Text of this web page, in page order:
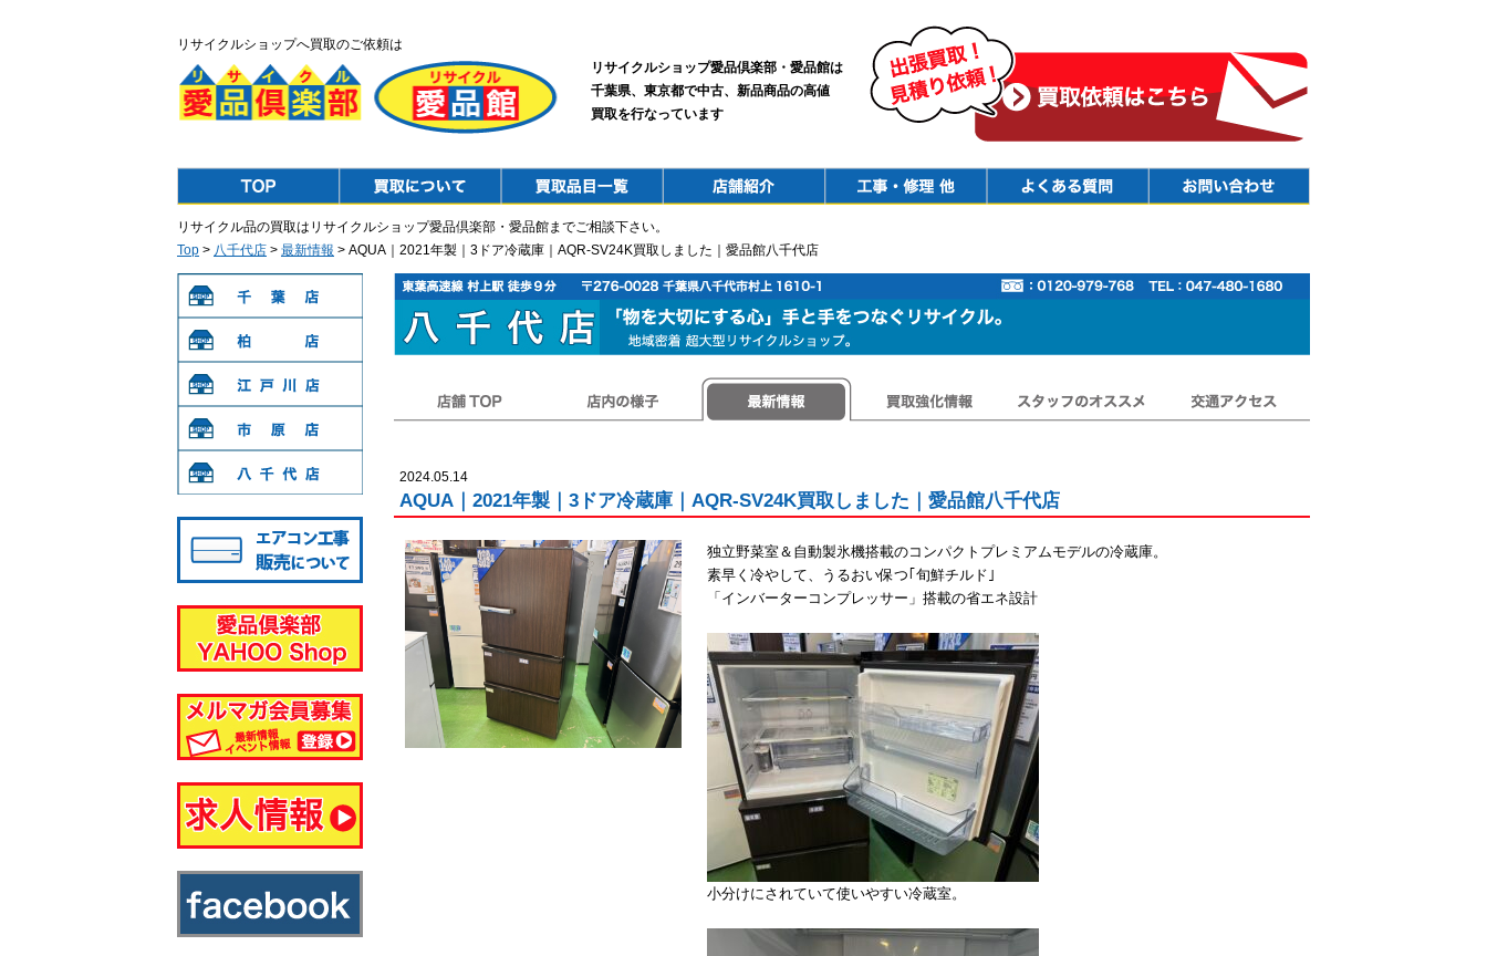
リサイクルショップへ買取のご依頼は
リサイクルショップ愛品倶楽部・愛品館は
千葉県、東京都で中古、新品商品の高値
買取を行なっています
リサイクル品の買取はリサイクルショップ愛品倶楽部・愛品館までご相談下さい。
Top > 八千代店 > 最新情報 > AQUA｜2021年製｜3ドア冷蔵庫｜AQR-SV24K買取しました｜愛品館八千代店
2024.05.14
AQUA｜2021年製｜3ドア冷蔵庫｜AQR-SV24K買取しました｜愛品館八千代店
独立野菜室＆自動製氷機搭載のコンパクトプレミアムモデルの冷蔵庫。
素早く冷やして、うるおい保つ｢旬鮮チルド｣
「インバーターコンプレッサー」搭載の省エネ設計
小分けにされていて使いやすい冷蔵室。